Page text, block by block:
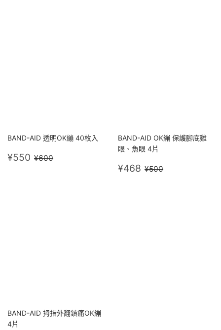
BAND-AID 透明OK繃 40枚入
售
¥550 ¥550
定價
¥600
BAND-AID OK繃 保護腳底雞
眼、魚眼 4片
售
¥468 ¥468
定價
¥500
BAND-AID 拇指外翻鎮痛OK繃
4片